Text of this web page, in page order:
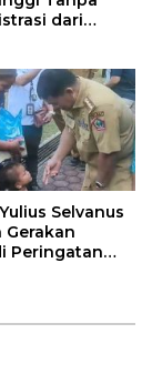
dari
Selvanus
Gerakan
Peringatan